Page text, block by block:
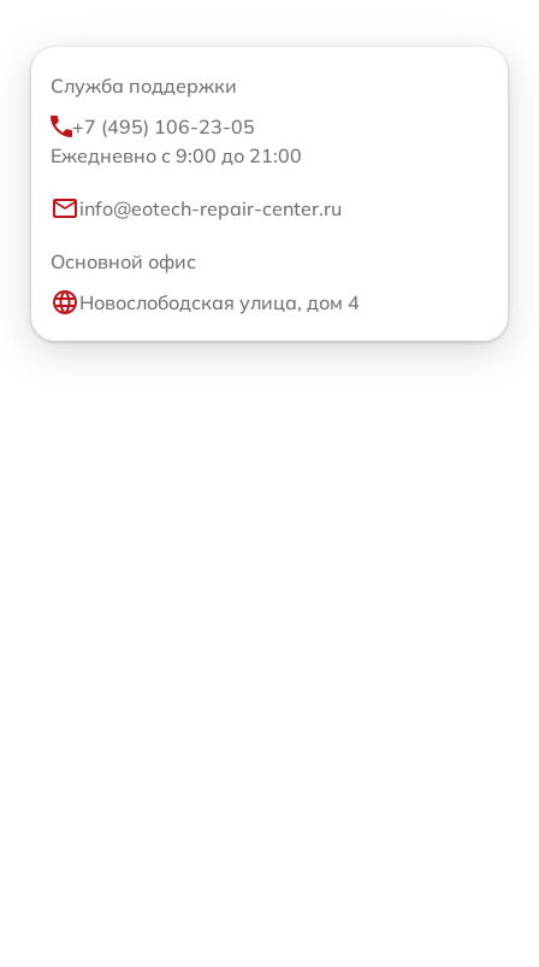
Служба поддержки
+7 (495) 106-23-05
Ежедневно с 9:00 до 21:00
info@eotech-repair-center.ru
Основной офис
Новослободская улица, дом 4